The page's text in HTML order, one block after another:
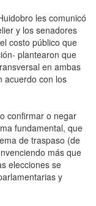
les comunicó
y los senadores
costo público que
plantearon que
en ambas
acuerdo con los
confirmar o negar
fundamental, que
de traspaso (de
más que
elecciones se
y